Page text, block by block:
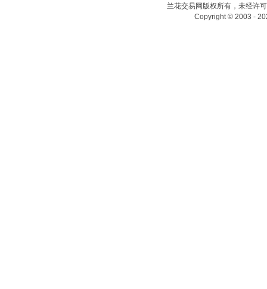
兰花交易网版权所有，未经许
Copyright © 2003 -